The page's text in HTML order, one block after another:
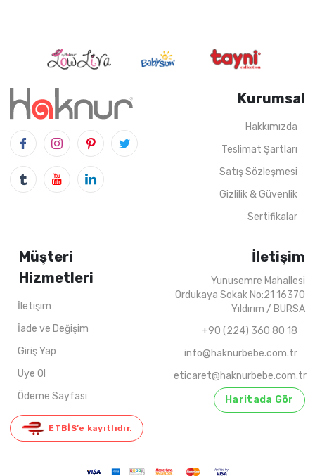
ADET ADET 5-8
Kurumsal
Hakkımızda
Teslimat Şartları
Satış Sözleşmesi
Gizlilik & Güvenlik
Sertifikalar
Müşteri
Hizmetleri
İletişim
İade ve Değişim
Giriş Yap
Üye Ol
Ödeme Sayfası
ETBİS’e kayıtlıdır.
İletişim
Yunusemre Mahallesi
Ordukaya Sokak No:21 16370
Yıldırım / BURSA
+90 (224) 360 80 18
info@haknurbebe.com.tr
eticaret@haknurbebe.com.tr
Haritada Gör